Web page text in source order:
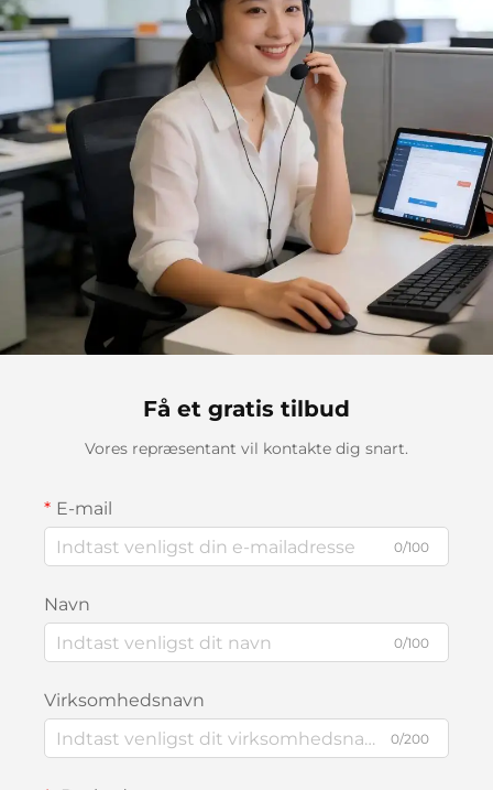
Få et gratis tilbud
Vores repræsentant vil kontakte dig snart.
E-mail
0/100
Navn
0/100
Virksomhedsnavn
0/200